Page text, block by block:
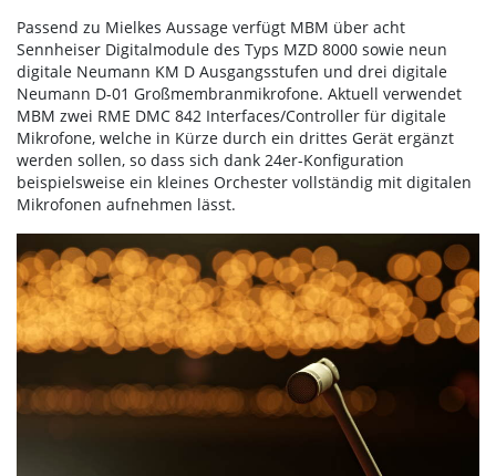
Passend zu Mielkes Aussage verfügt MBM über acht
Sennheiser Digitalmodule des Typs MZD 8000 sowie neun
digitale Neumann KM D Ausgangsstufen und drei digitale
Neumann D-01 Großmembranmikrofone. Aktuell verwendet
MBM zwei RME DMC 842 Interfaces/Controller für digitale
Mikrofone, welche in Kürze durch ein drittes Gerät ergänzt
werden sollen, so dass sich dank 24er-Konfiguration
beispielsweise ein kleines Orchester vollständig mit digitalen
Mikrofonen aufnehmen lässt.